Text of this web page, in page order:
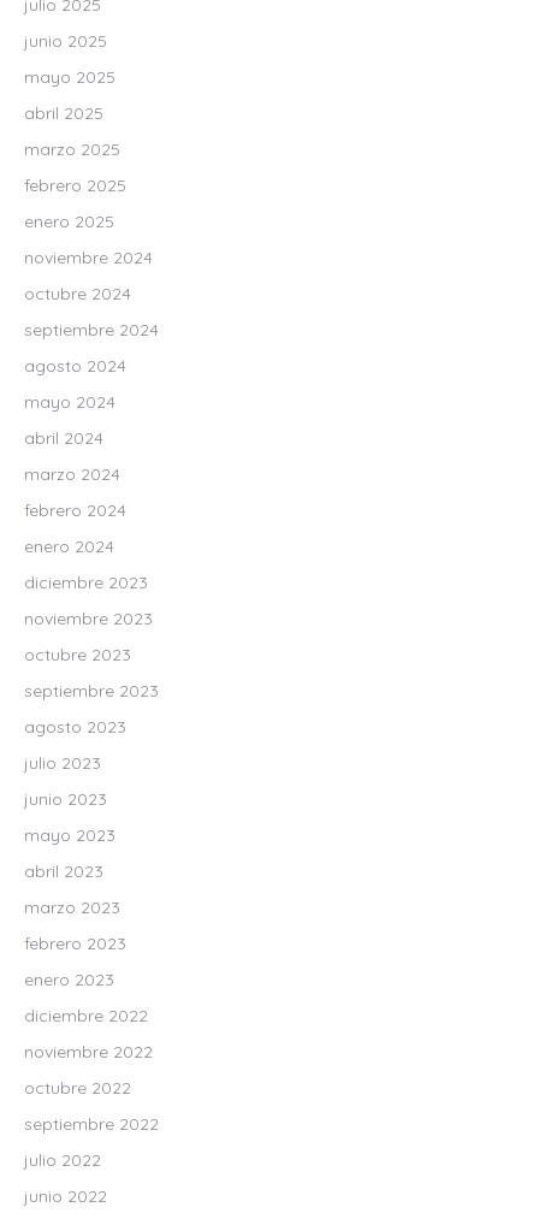
julio 2025
junio 2025
mayo 2025
abril 2025
marzo 2025
febrero 2025
enero 2025
noviembre 2024
octubre 2024
septiembre 2024
agosto 2024
mayo 2024
abril 2024
marzo 2024
febrero 2024
enero 2024
diciembre 2023
noviembre 2023
octubre 2023
septiembre 2023
agosto 2023
julio 2023
junio 2023
mayo 2023
abril 2023
marzo 2023
febrero 2023
enero 2023
diciembre 2022
noviembre 2022
octubre 2022
septiembre 2022
julio 2022
junio 2022